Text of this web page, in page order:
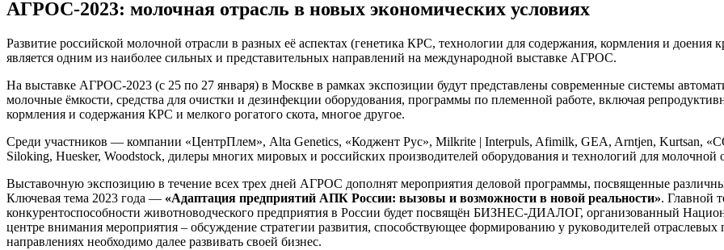
АГРОС-2023: молочная отрасль в новых экономических условиях
Развитие российской молочной отрасли в разных её аспектах (генетика КРС, технологии для содержания, кормления и доения
является одним из наиболее сильных и представительных направлений на международной выставке АГРОС.
На выставке АГРОС-2023 (с 25 по 27 января) в Москве в рамках экспозиции будут представлены современные системы
молочные ёмкости, средства для очистки и дезинфекции оборудования, программы по племенной работе, включая
кормления и содержания КРС и мелкого рогатого скота, многое другое.
Среди участников — компании «ЦентрПлем», Alta Genetics, «Коджент Рус», Milkrite | Interpuls, Afimilk, GEA, Arntjen, Kurtsan,
Siloking, Huesker, Woodstock, дилеры многих мировых и российских производителей оборудования и технологий для молочной
Выставочную экспозицию в течение всех трех дней АГРОС дополнят мероприятия деловой программы, посвященные
Ключевая тема 2023 года — «Адаптация предприятий АПК России: вызовы и возможности в новой реальности». Главной
конкурентоспособности животноводческого предприятия в России будет посвящён БИЗНЕС-ДИАЛОГ, организованный
центре внимания мероприятия – обсуждение стратегии развития, способствующее формированию у руководителей
направлениях необходимо далее развивать своей бизнес.